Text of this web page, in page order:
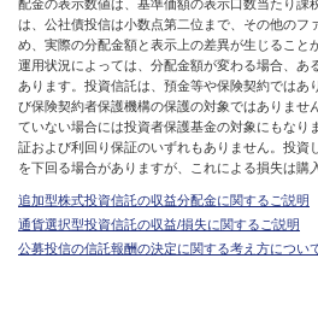
配金の表示数値は、基準価額の表示口数当たり課
は、公社債投信は小数点第二位まで、その他のフ
め、実際の分配金額と表示上の差異が生じること
運用状況によっては、分配金額が変わる場合、あ
あります。投資信託は、預金等や保険契約ではあ
び保険契約者保護機構の保護の対象ではありませ
ていない場合には投資者保護基金の対象にもなり
証および利回り保証のいずれもありません。投資
を下回る場合がありますが、これによる損失は購
追加型株式投資信託の収益分配金に関するご説明
通貨選択型投資信託の収益/損失に関するご説明
公募投信の信託報酬の決定に関する考え方につい